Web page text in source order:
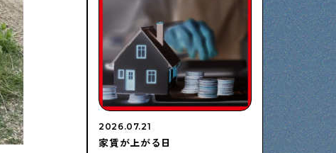
2026.07.21
家賃が上がる日